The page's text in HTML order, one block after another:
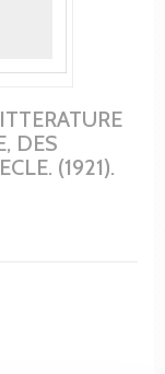
DES
(1921).